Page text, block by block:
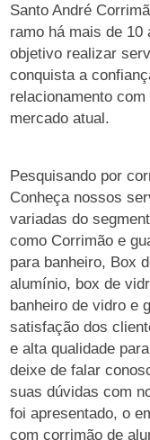
Santo André
ramo há mais de
objetivo realizar
conquista a
relacionamento
mercado atual.
Pesquisando por
Conheça nossos
variadas do
como Corrimão e
para banheiro, Box
alumínio, box de
banheiro de vidro e
satisfação dos
e alta qualidade
deixe de falar
suas dúvidas com
foi apresentado, o
com corrimão de